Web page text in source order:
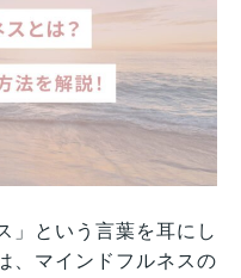
」という言葉を耳にし
、マインドフルネスの